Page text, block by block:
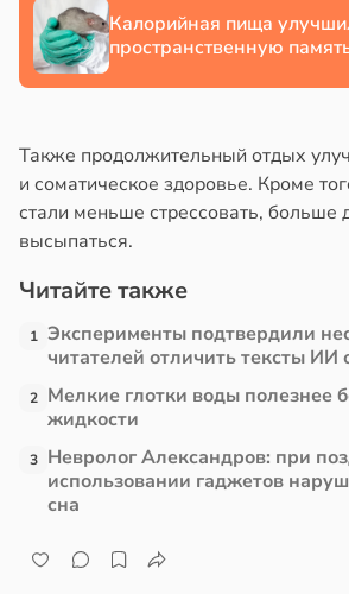
в13:38
Калорийная пища
пространственную
Также продолжительный отдых
и соматическое здоровье. Кроме
стали меньше стрессовать, больше
высыпаться.
Читайте также
1 Эксперименты подтвердили
читателей отличить тексты ИИ
2 Мелкие глотки воды полезнее
жидкости
3 Невролог Александров: при
использовании гаджетов
сна